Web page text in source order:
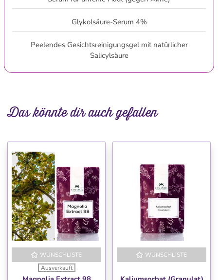
Glykolsäure-Serum 4%
Peelendes Gesichtsreinigungsgel mit natürlicher
Salicylsäure
Das könnte dir auch gefallen
WUNSCHLISTE
Ausverkauft
WUNSCHLISTE